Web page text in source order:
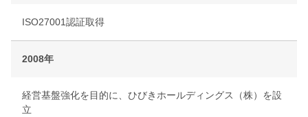
ISO27001認証取得
2008年
経営基盤強化を目的に、ひびきホールディングス（株）を設
立